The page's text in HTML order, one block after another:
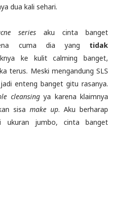
dua kali sehari.
series aku cinta banget
cuma dia yang tidak
ke kulit calming banget,
terus. Meski mengandung SLS
enteng banget gitu rasanya.
cleansingya karena klaimnya
sisa make up. Aku berharap
ukuran jumbo, cinta banget